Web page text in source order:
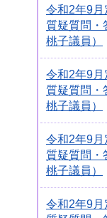
令和2年9月
質疑質問・
桃子議員）
令和2年9月
質疑質問・
桃子議員）
令和2年9月
質疑質問・
桃子議員）
令和2年9月